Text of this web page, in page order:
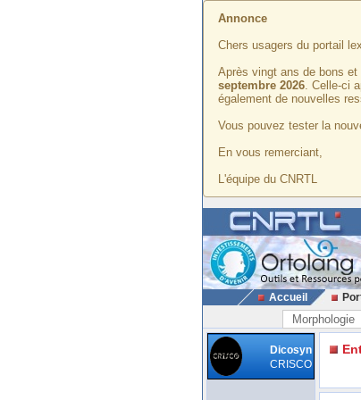
Annonce
Chers usagers du portail
Après vingt ans de bons
septembre 2026. Celle-ci
également de nouvelles
Vous pouvez tester la
En vous remerciant,
L'équipe du CNRTL
Accueil
Morphologie
Dicosyn
CRISCO